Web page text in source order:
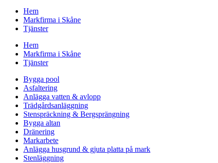
Hem
Markfirma i Skåne
Tjänster
Hem
Markfirma i Skåne
Tjänster
Bygga pool
Asfaltering
Anlägga vatten & avlopp
Trädgårdsanläggning
Stenspräckning & Bergsprängning
Bygga altan
Dränering
Markarbete
Anlägga husgrund & gjuta platta på mark
Stenläggning